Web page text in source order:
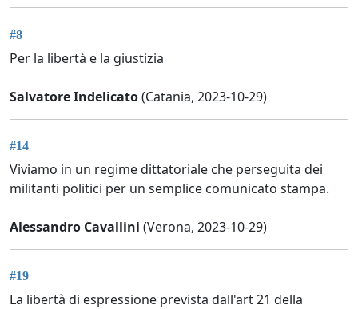
#8
Per la libertà e la giustizia
Salvatore Indelicato(Catania, 2023-10-29)
#14
Viviamo in un regime dittatoriale che perseguita dei
militanti politici per un semplice comunicato stampa.
Alessandro Cavallini (Verona, 2023-10-29)
#19
La libertà di espressione prevista dall'art 21 della